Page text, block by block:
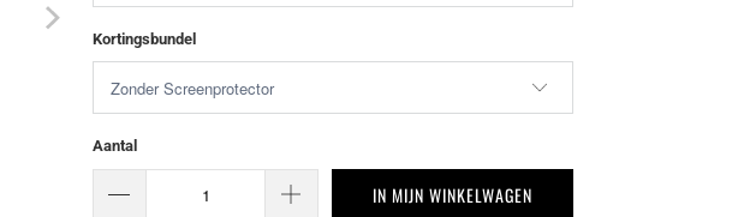
Kortingsbundel
Aantal
IN MIJN WINKELWAGEN